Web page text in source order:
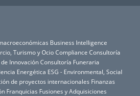
Business Intelligence
Turismo y OcioCompliance Consultoría
InnovaciónConsultoría Funeraria
Energética ESG - Environmental, Social
de proyectos internacionales Finanzas
Franquicias Fusiones y Adquisiciones